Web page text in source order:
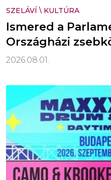
SZELÁVÍ \ KULTÚRA
Ismered a
Országházi
2026.08.01.